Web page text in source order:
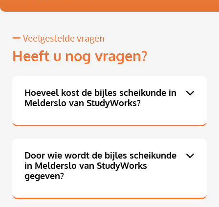
Veelgestelde vragen
Heeft u nog vragen?
Hoeveel kost de bijles scheikunde in
Melderslo van StudyWorks?
Door wie wordt de bijles scheikunde
in Melderslo van StudyWorks
gegeven?